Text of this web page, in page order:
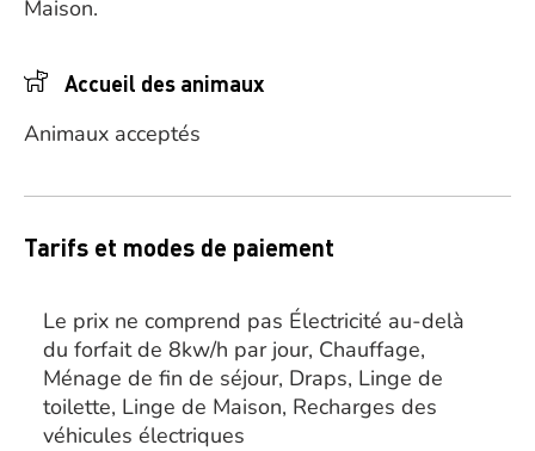
Maison.
Accueil des animaux
Animaux acceptés
Tarifs et modes de paiement
Le prix ne comprend pas Électricité au-delà
du forfait de 8kw/h par jour, Chauffage,
Ménage de fin de séjour, Draps, Linge de
toilette, Linge de Maison, Recharges des
véhicules électriques